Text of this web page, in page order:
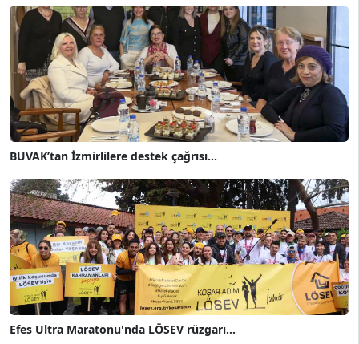
BUVAK’tan İzmirlilere destek çağrısı...
Efes Ultra Maratonu'nda LÖSEV rüzgarı...